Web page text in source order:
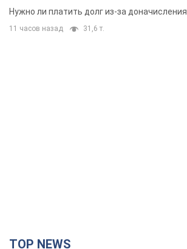
вынес неожиданное решение
Нужно ли платить долг из-за доначисления
11 часов назад 31,6 т.
TOP NEWS